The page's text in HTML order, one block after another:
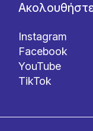
Instagram
Facebook
YouTube
TikTok